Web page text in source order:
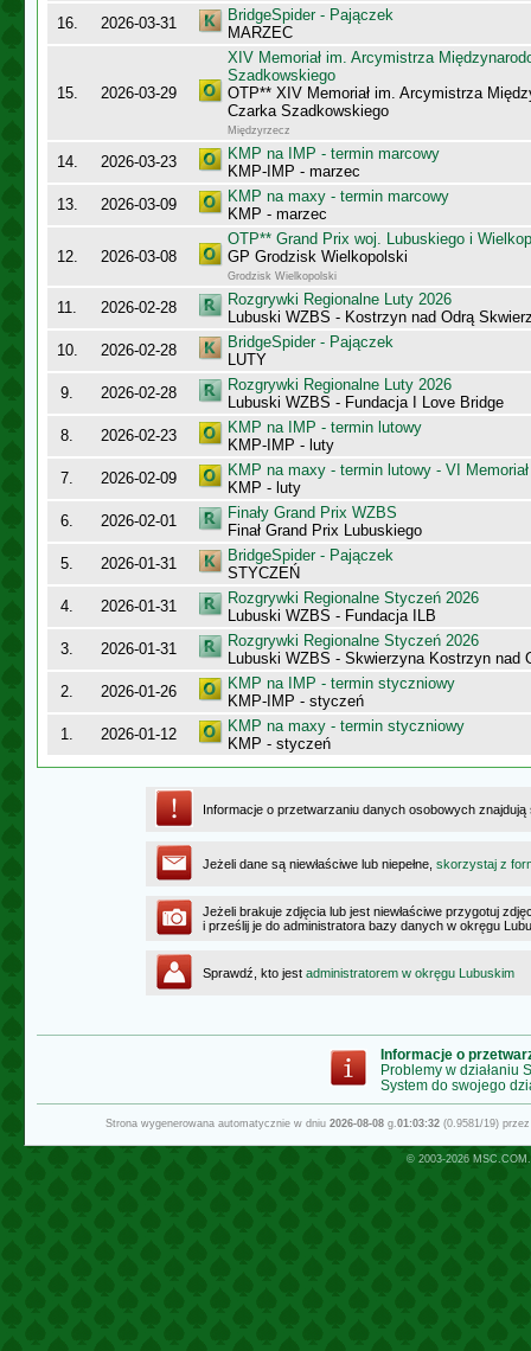
16.
2026-03-31
BridgeSpider - Pajączek
MARZEC
15. 2026-03-29
XIV Memoriał im. Arcymistrza
Szadkowskiego
OTP** XIV Memoriał im. Arcymistrza
Czarka Szadkowskiego
Międzyrzecz
14. 2026-03-23
KMP na IMP - termin marcowy
KMP-IMP - marzec
13.
2026-03-09
KMP na maxy - termin marcowy
KMP - marzec
12. 2026-03-08
OTP** Grand Prix woj. Lubuskiego i
GP Grodzisk Wielkopolski
Grodzisk Wielkopolski
11. 2026-02-28
Rozgrywki Regionalne Luty 2026
Lubuski WZBS - Kostrzyn nad Odrą
10.
2026-02-28
BridgeSpider - Pajączek
LUTY
9.
2026-02-28
Rozgrywki Regionalne Luty 2026
Lubuski WZBS - Fundacja I Love Bridge
8.
2026-02-23
KMP na IMP - termin lutowy
KMP-IMP - luty
7.
2026-02-09
KMP na maxy - termin lutowy - VI
KMP - luty
6.
2026-02-01
Finały Grand Prix WZBS
Finał Grand Prix Lubuskiego
5.
2026-01-31
BridgeSpider - Pajączek
STYCZEŃ
4.
2026-01-31
Rozgrywki Regionalne Styczeń 2026
Lubuski WZBS - Fundacja ILB
3.
2026-01-31
Rozgrywki Regionalne Styczeń 2026
Lubuski WZBS - Skwierzyna Kostrzyn nad
2.
2026-01-26
KMP na IMP - termin styczniowy
KMP-IMP - styczeń
1.
2026-01-12
KMP na maxy - termin styczniowy
KMP - styczeń
Informacje o przetwarzaniu danych osobowych
Jeżeli dane są niewłaściwe lub niepełne, skorzystaj z
Jeżeli brakuje zdjęcia lub jest niewłaściwe przygotuj
i prześlij je do administratora bazy danych w okręgu
Sprawdź, kto jest administratorem w okręgu Lubuskim
Informacje o
Problemy w działaniu
System do swojego
Strona wygenerowana automatycznie w dniu 2026-08-08g.01:03:32(0.9581/19)
© 2003-2026